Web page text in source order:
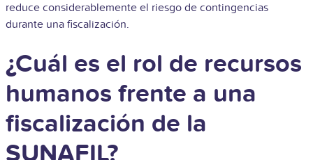
reduce considerablemente el riesgo de contingencias
durante una fiscalización.
¿Cuál es el rol de recursos
humanos frente a una
fiscalización de la
SUNAFIL?